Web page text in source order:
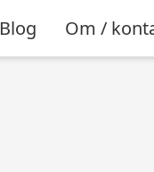
Blog Om /